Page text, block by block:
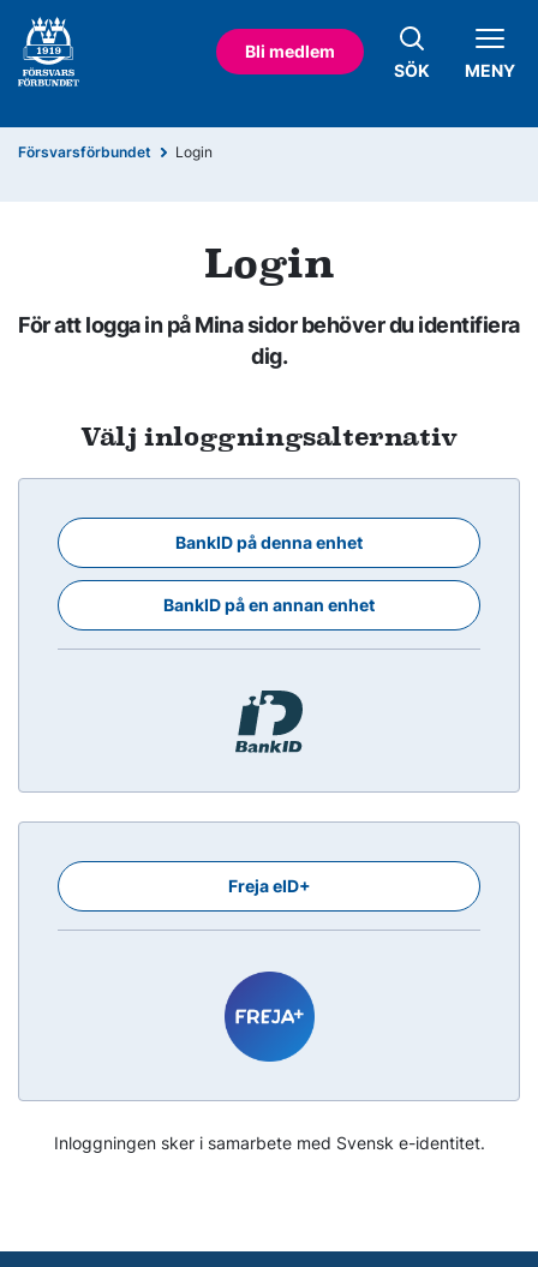
Bli medlem
SÖK
MENY
Försvarsförbundet Login
Login
För att logga in på Mina sidor behöver du identifiera
dig.
Välj inloggningsalternativ
BankID på denna enhet
BankID på en annan enhet
Freja eID+
Inloggningen sker i samarbete med Svensk e-identitet.